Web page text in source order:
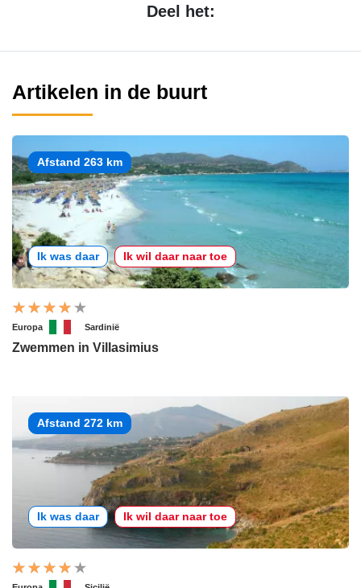
Deel het:
Artikelen in de buurt
Afstand 263 km
Ik was daar Ik wil daar naar toe
Europa Sardinië
Zwemmen in Villasimius
Afstand 272 km
Ik was daar Ik wil daar naar toe